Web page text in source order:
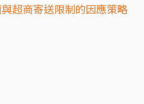
超商寄送限制的因應策略